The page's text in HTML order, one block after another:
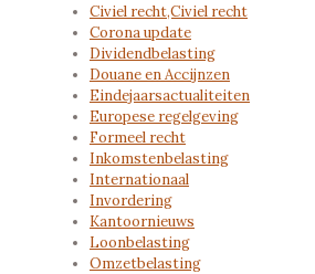
Civiel recht,Civiel recht
Corona update
Dividendbelasting
Douane en Accijnzen
Eindejaarsactualiteiten
Europese regelgeving
Formeel recht
Inkomstenbelasting
Internationaal
Invordering
Kantoornieuws
Loonbelasting
Omzetbelasting